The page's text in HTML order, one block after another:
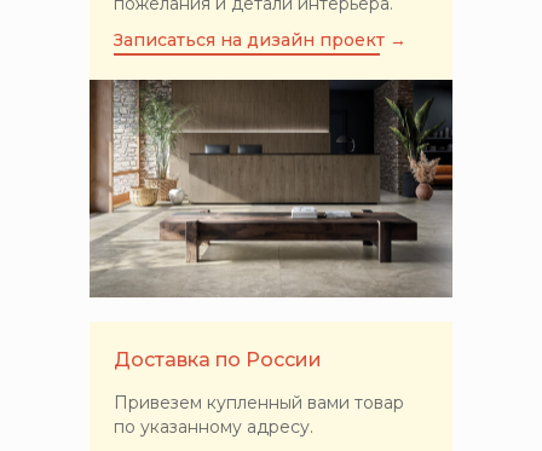
Доставка по России
Привезем купленный вами товар
по указанному адресу.
Записаться на дизайн проект →